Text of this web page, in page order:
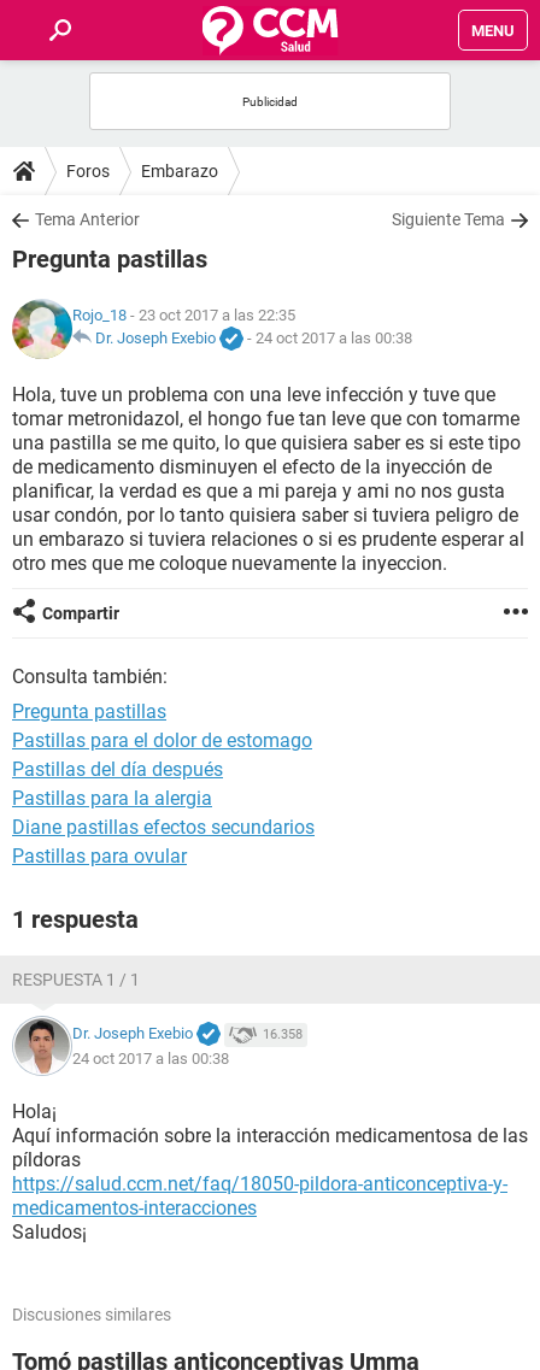
MENU
FOROS
SALUD
FAMILIA
NUTRICIÓN
BIENESTAR
SEXUALIDAD
GLOSARIO
Foros Embarazo
Tema Anterior Siguiente Tema
Pregunta pastillas
Rojo_18 - 23 oct 2017 a las 22:35
Dr. Joseph Exebio
- 24 oct 2017 a las 00:38
Hola, tuve un problema con una leve infección y tuve que
tomar metronidazol, el hongo fue tan leve que con tomarme
una pastilla se me quito, lo que quisiera saber es si este tipo
de medicamento disminuyen el efecto de la inyección de
planificar, la verdad es que a mi pareja y ami no nos gusta
usar condón, por lo tanto quisiera saber si tuviera peligro de
un embarazo si tuviera relaciones o si es prudente esperar al
otro mes que me coloque nuevamente la inyeccion.
Compartir
Consulta también:
Pregunta pastillas
Pastillas para el dolor de estomago
Pastillas del día después
Pastillas para la alergia
Diane pastillas efectos secundarios
Pastillas para ovular
1 respuesta
RESPUESTA 1 / 1
Dr. Joseph Exebio 16.358
24 oct 2017 a las 00:38
Hola¡
Aquí información sobre la interacción medicamentosa de las
píldoras
https://salud.ccm.net/faq/18050-pildora-anticonceptiva-y-
medicamentos-interacciones
Saludos¡
Discusiones similares
Tomó pastillas anticonceptivas Umma